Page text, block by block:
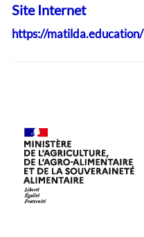
Site Internet
https://matilda.education/